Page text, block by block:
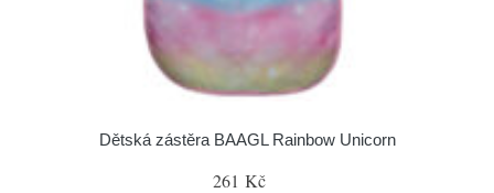
Dětská zástěra BAAGL Rainbow Unicorn
261 Kč